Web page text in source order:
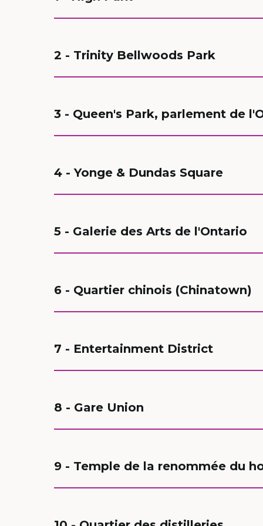
2 - Trinity Bellwoods Park
3 - Queen's Park, parlement de
4 - Yonge & Dundas Square
5 - Galerie des Arts de l'Ontario
6 - Quartier chinois (Chinatown)
7 - Entertainment District
8 - Gare Union
9 - Temple de la renommée du